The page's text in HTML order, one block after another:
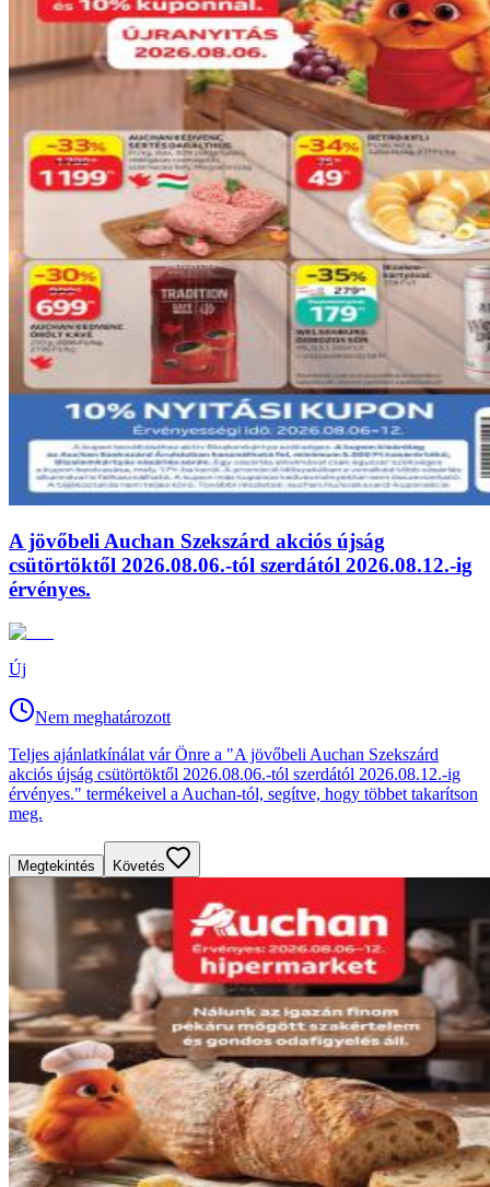
A jövőbeli Auchan Szekszárd akciós újság
csütörtöktől 2026.08.06.-tól szerdától 2026.08.12.-ig
érvényes.
Új
Nem meghatározott
Teljes ajánlatkínálat vár Önre a "A jövőbeli Auchan Szekszárd
akciós újság csütörtöktől 2026.08.06.-tól szerdától 2026.08.12.-ig
érvényes." termékeivel a Auchan-tól, segítve, hogy többet takarítson
meg.
Megtekintés Követés